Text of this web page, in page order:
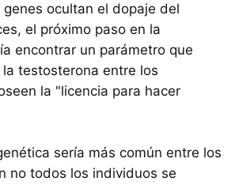
ocultan el dopaje del
el próximo paso en la
encontrar un parámetro que
testosterona entre los
la "licencia para hacer
sería más común entre los
no todos los individuos se